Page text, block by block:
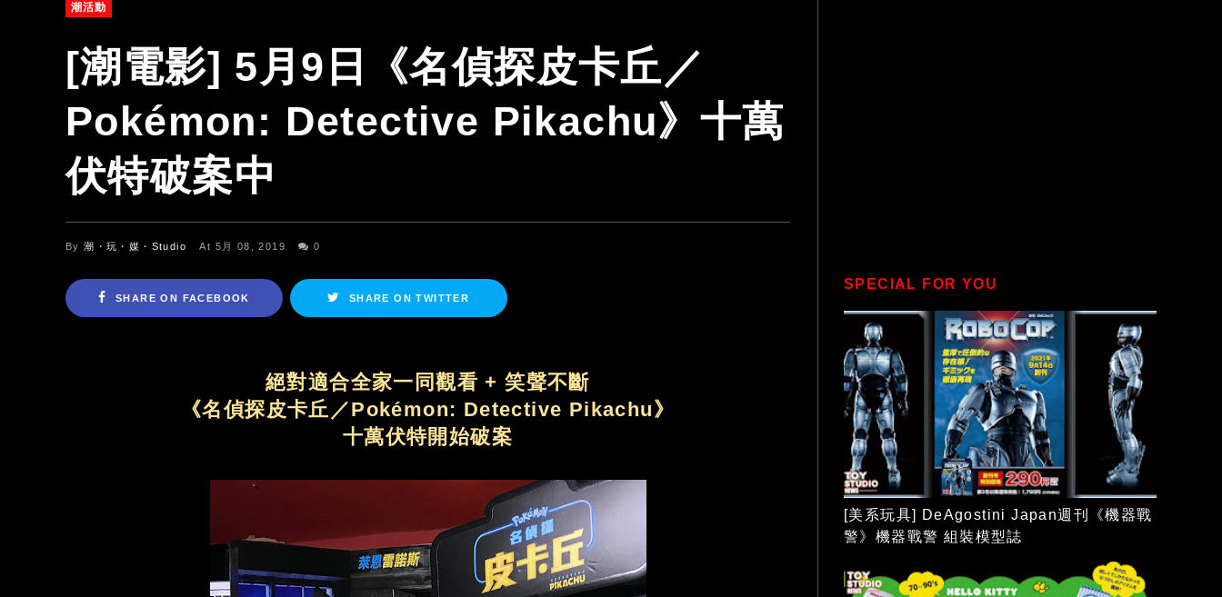
潮活動
[潮電影] 5月9日《名偵探皮卡丘／
Pokémon: Detective Pikachu》十萬
伏特破案中
By潮・玩・媒・Studio At 5月 08, 2019 0
SHARE ON FACEBOOK SHARE ON TWITTER
絕對適合全家一同觀看 + 笑聲不斷
《名偵探皮卡丘／Pokémon: Detective Pikachu》
十萬伏特開始破案
SPECIAL FOR YOU
[美系玩具] DeAgostini Japan週刊《機器戰
警》機器戰警 組裝模型誌